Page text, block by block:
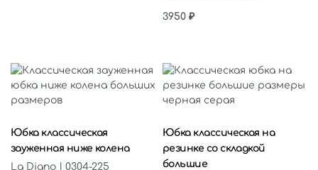
3950 ₽
Юбка классическая
зауженная ниже колена
La Diano | 0304-225
Юбка классическая на
резинке со складкой
большие